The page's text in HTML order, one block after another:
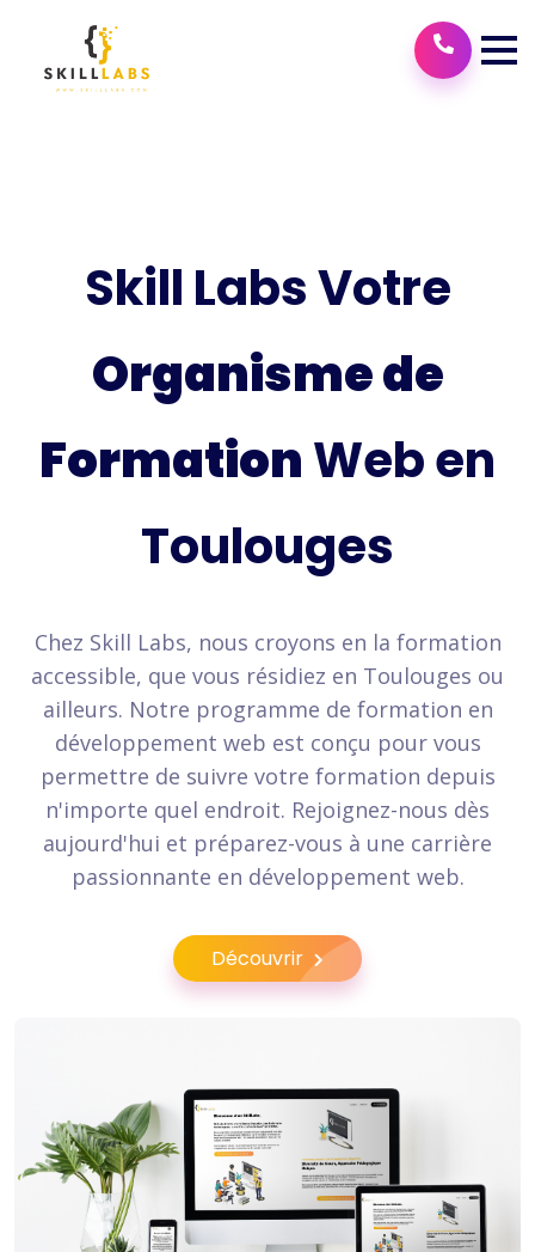
Skill Labs Votre
Organisme de
FormationWeb en
Toulouges
Chez Skill Labs, nous croyons en la formation
accessible, que vous résidiez en Toulouges ou
ailleurs. Notre programme de formation en
développement web est conçu pour vous
permettre de suivre votre formation depuis
n'importe quel endroit. Rejoignez-nous dès
aujourd'hui et préparez-vous à une carrière
passionnante en développement web.
Découvrir